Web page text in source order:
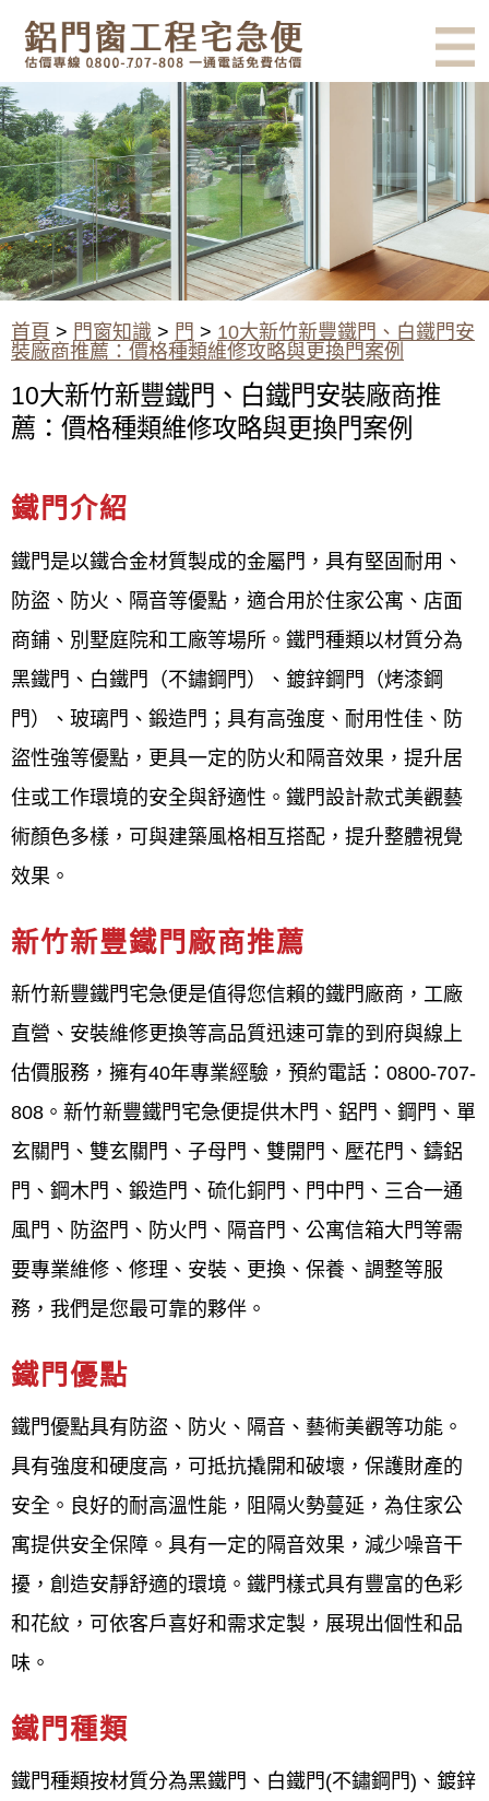
有鋁門窗的結露、隔熱、隔音問
題？找我們就對了！估價專線
0800-707-808
10大新竹新豐鐵門、白鐵門安裝
廠商推薦：價格種類維修攻略與
更換門案例
首頁 > 門窗知識 > 門 > 10大新竹新豐鐵門、白鐵門安
裝廠商推薦：價格種類維修攻略與更換門案例
10大新竹新豐鐵門、白鐵門安裝廠商推
薦：價格種類維修攻略與更換門案例
10大新竹新豐鐵門廠商推薦|白鐵
修更換推薦廠商
新竹新豐鐵門宅急便 電話0800-707-808
金屬門
庭院鐵門
客製大門
電動鐵捲門
鐵屋增建（修改）補強 鋼鋁窗 浪板採光罩更換 鐵捲門圍籬
新竹新豐鐵門宅急便 電話0800-707-808 (鐵
門更換安裝維修的專家）
鐵門做的很漂亮！他們是鐵門更換安裝維修
的專家，提供各種鐵門 如：黑鐵門、白鐵
門、不鏽鋼門、戶外鐵門、公寓鐵門、鍍鋅
鋼門、大門鐵門、防盜鐵門、庭院大門、烤
漆鋼門、後門鐵門、莊園鐵門、單玄關鐵
門、子母鐵門、雙開鐵門、雙玄關鐵門、鐵
金屬門、木門、鋁門、鋼門、單玄關門、雙
玄關門、子母門、雙開門、壓花門、鑄鋁
門、鋼木門、鍛造門、硫化銅門、門中門、
三合一通風門、防盜門、防火門、隔音門、
公寓信箱大門。各種大門款式有現代、工
業、簡約等風格大門。40年的資歷，經驗豐
富 師傅自己接案子，服務專業、態度有禮；
脫、門片歪斜、門卡住關不起來的的問題。
鐵門介紹
鐵門是以鐵合金材質製成的金屬門，具有堅固耐用、
防盜、防火、隔音等優點，適合用於住家公寓、店面
商鋪、別墅庭院和工廠等場所。鐵門種類以材質分為
黑鐵門、白鐵門（不鏽鋼門）、鍍鋅鋼門（烤漆鋼
門）、玻璃門、鍛造門；具有高強度、耐用性佳、防
盜性強等優點，更具一定的防火和隔音效果，提升居
住或工作環境的安全與舒適性。鐵門設計款式美觀藝
術顏色多樣，可與建築風格相互搭配，提升整體視覺
效果。
新竹新豐鐵門廠商推薦
新竹新豐鐵門宅急便是值得您信賴的鐵門廠商，工廠
直營、安裝維修更換等高品質迅速可靠的到府與線上
估價服務，擁有40年專業經驗，預約電話：0800-707-
808。新竹新豐鐵門宅急便提供木門、鋁門、鋼門、單
玄關門、雙玄關門、子母門、雙開門、壓花門、鑄鋁
門、鋼木門、鍛造門、硫化銅門、門中門、三合一通
風門、防盜門、防火門、隔音門、公寓信箱大門等需
要專業維修、修理、安裝、更換、保養、調整等服
務，我們是您最可靠的夥伴。
鐵門優點
鐵門優點具有防盜、防火、隔音、藝術美觀等功能。
具有強度和硬度高，可抵抗撬開和破壞，保護財產的
安全。良好的耐高溫性能，阻隔火勢蔓延，為住家公
寓提供安全保障。具有一定的隔音效果，減少噪音干
擾，創造安靜舒適的環境。鐵門樣式具有豐富的色彩
和花紋，可依客戶喜好和需求定製，展現出個性和品
味。
鐵門種類
鐵門種類按材質分為黑鐵門、白鐵門(不鏽鋼門)、鍍鋅